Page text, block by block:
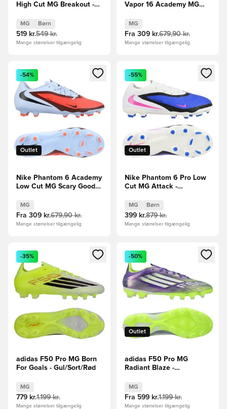
High Cut MG Breakout -
MG Børn
519 kr.549 kr.
Mange størrelser tilgængelig
Vapor 16 Academy MG
Grøn/Neon/Orange
MG
Fra 309 kr.679,90 kr.
Mange størrelser tilgængelig
Åbner en Modal til at logge ind eller tilmelde dig som
Outlet
-54%
Nike Phantom 6 Academy
Low Cut MG Scary Good -
MG
Fra 309 kr.679,90 kr.
Mange størrelser tilgængelig
Åbner en Modal til at logge
Outlet
-55%
Nike Phantom 6 Pro Low
Cut MG Attack -
MG Børn
399 kr.879 kr.
Mange størrelser tilgængelig
Åbner en Modal til at logge ind eller tilmelde dig som
-35%
adidas F50 Pro MG Born
For Goals - Gul/Sort/Rød
MG
779 kr.1.199 kr.
Mange størrelser tilgængelig
Åbner en Modal til at logge
Outlet
-50%
adidas F50 Pro MG
Radiant Blaze -
MG
Fra 599 kr.1.199 kr.
Mange størrelser tilgængelig